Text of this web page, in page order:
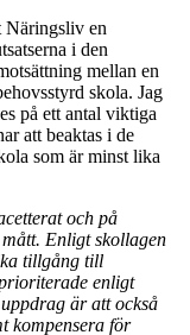
Näringsliv en
i den
mellan en
skola. Jag
på ett antal viktiga
att beaktas i de
som är minst lika
och på
Enligt skollagen
tillgång till
enligt
är att också
kompensera för